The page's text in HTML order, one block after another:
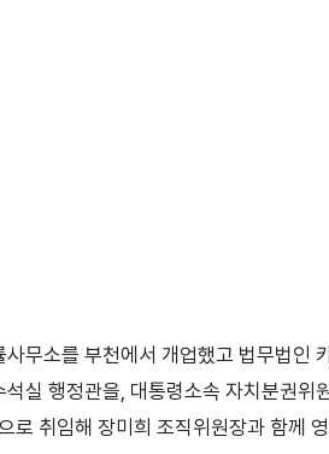
무소를 부천에서 개업했고 법무법인
실 행정관을, 대통령소속 자치분권
로 취임해 장미희 조직위원장과 함께